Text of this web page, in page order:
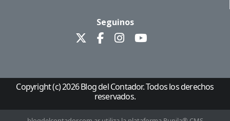
Seguinos
Copyright (c) 2026 Blog del Contador. Todos los derechos
reservados.